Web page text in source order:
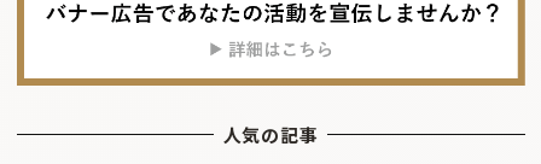
人気の記事